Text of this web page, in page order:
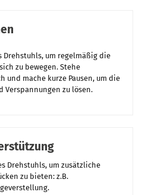
um regelmäßig die
zu bewegen. Stehe
und mache kurze Pausen, um die
Verspannungen zu lösen.
Drehstuhls, um zusätzliche
zu bieten: z.B.